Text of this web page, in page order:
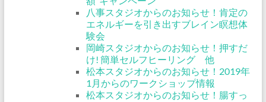
八事スタジオからのお知らせ！肯定の
エネルギーを引き出すブレイン瞑想体
験会
岡崎スタジオからのお知らせ！押すだ
け! 簡単セルフヒーリング 他
松本スタジオからのお知らせ！2019年
1月からのワークショップ情報
松本スタジオからのお知らせ！腸すっ